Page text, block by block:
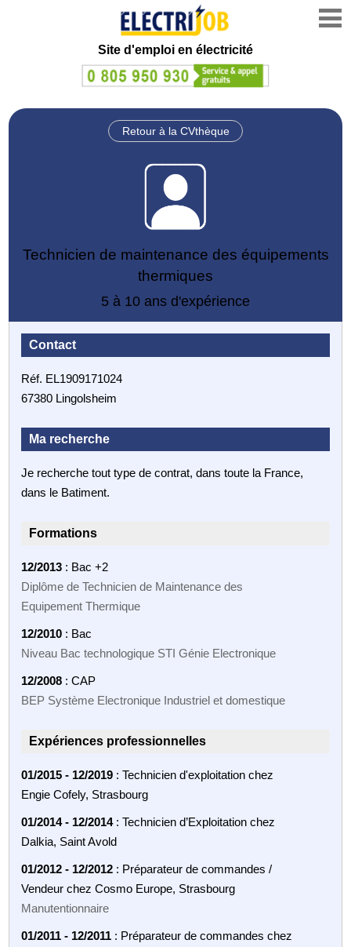
Site d'emploi en électricité
Retour à la CVthèque
Technicien de maintenance des équipements
thermiques
5 à 10 ans d'expérience
Contact
Réf. EL1909171024
67380 Lingolsheim
Ma recherche
Je recherche tout type de contrat, dans toute la France,
dans le Batiment.
Formations
12/2013 : Bac +2
Diplôme de Technicien de Maintenance des
Equipement Thermique
12/2010 : Bac
Niveau Bac technologique STI Génie Electronique
12/2008 : CAP
BEP Système Electronique Industriel et domestique
Expériences professionnelles
01/2015 - 12/2019 : Technicien d'exploitation chez
Engie Cofely, Strasbourg
01/2014 - 12/2014: Technicien d’Exploitation chez
Dalkia, Saint Avold
01/2012 - 12/2012 : Préparateur de commandes /
Vendeur chez Cosmo Europe, Strasbourg
Manutentionnaire
01/2011 - 12/2011 : Préparateur de commandes chez